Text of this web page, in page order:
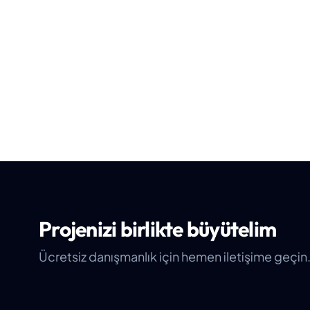
Projenizi birlikte büyütelim
Ücretsiz danışmanlık için hemen iletişime geçin.